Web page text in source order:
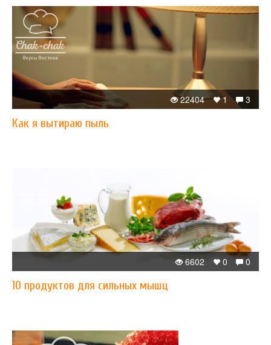
3
1
22404
Как я вытираю пыль
0
0
6602
10 продуктов для сильных мышц